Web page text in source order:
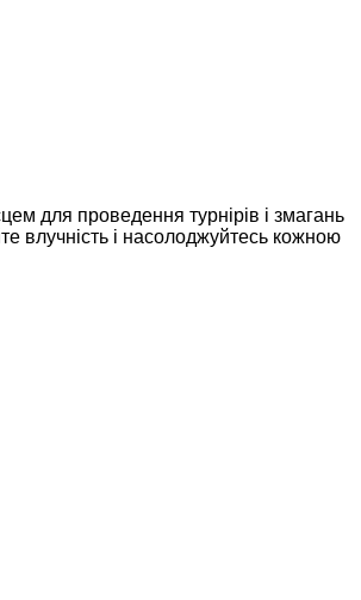
для проведення турнірів і змагань
влучність і насолоджуйтесь кожною